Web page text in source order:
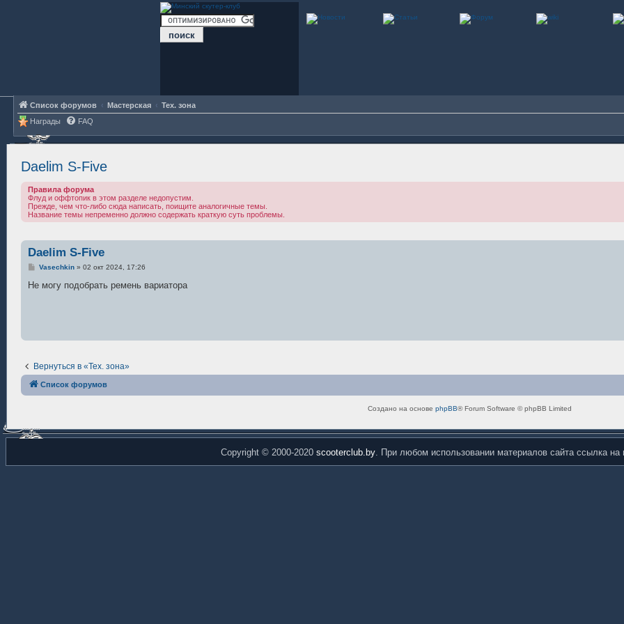
Список форумов Мастерская
Тех. зона
Награды
FAQ
Daelim S-Five
Правила форума
Флуд и оффтопик в этом разделе недопустим.
Прежде, чем что-либо сюда написать, поищите аналогичные темы.
Название темы непременно должно содержать краткую суть проблемы.
Daelim S-Five
С
о
Vasechkin» 02 окт 2024, 17:26
Не могу подобрать ремень вариатора
Вернуться в «Тех. зона»
Список форумов
Создано на основе phpBB® Forum Software © phpBB Limited
Copyright © 2000-2020 scooterclub.by. При любом использовании материалов сайта ссылка на